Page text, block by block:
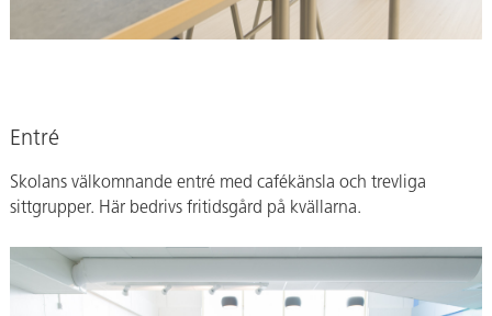
Entré
Skolans välkomnande entré med cafékänsla och trevliga
sittgrupper. Här bedrivs fritidsgård på kvällarna.